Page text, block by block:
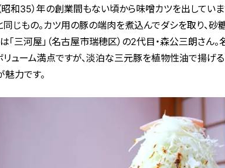
昭和35）年の創業間もない頃から味噌カツを出してい
同じもの。カツ用の豚の端肉を煮込んでダシを取り、砂
は「三河屋」（名古屋市瑞穂区）の2代目・森公三朗さん
リューム満点ですが、淡泊な三元豚を植物性油で揚げ
魅力です。